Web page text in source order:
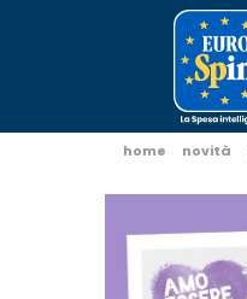
home novità